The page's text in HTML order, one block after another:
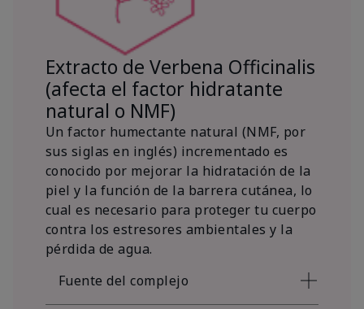
Extracto de Verbena Officinalis
(afecta el factor hidratante
natural o NMF)
Un factor humectante natural (NMF, por
sus siglas en inglés) incrementado es
conocido por mejorar la hidratación de la
piel y la función de la barrera cutánea, lo
cual es necesario para proteger tu cuerpo
contra los estresores ambientales y la
pérdida de agua.
Fuente del complejo